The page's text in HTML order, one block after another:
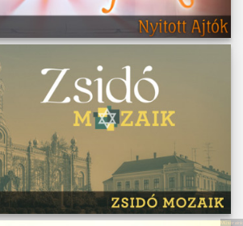
Műsoraink